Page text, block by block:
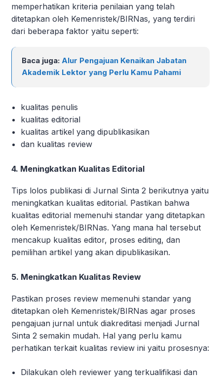
memperhatikan kriteria penilaian yang telah
ditetapkan oleh Kemenristek/BIRNas, yang terdiri
dari beberapa faktor yaitu seperti:
Baca juga: Alur Pengajuan Kenaikan Jabatan
Akademik Lektor yang Perlu Kamu Pahami
kualitas penulis
kualitas editorial
kualitas artikel yang dipublikasikan
dan kualitas review
4. Meningkatkan Kualitas Editorial
Tips lolos publikasi di Jurnal Sinta 2 berikutnya yaitu
meningkatkan kualitas editorial. Pastikan bahwa
kualitas editorial memenuhi standar yang ditetapkan
oleh Kemenristek/BIRNas. Yang mana hal tersebut
mencakup kualitas editor, proses editing, dan
pemilihan artikel yang akan dipublikasikan.
5. Meningkatkan Kualitas Review
Pastikan proses review memenuhi standar yang
ditetapkan oleh Kemenristek/BIRNas agar proses
pengajuan jurnal untuk diakreditasi menjadi Jurnal
Sinta 2 semakin mudah. Hal yang perlu kamu
perhatikan terkait kualitas review ini yaitu prosesnya:
Dilakukan oleh reviewer yang terkualifikasi dan